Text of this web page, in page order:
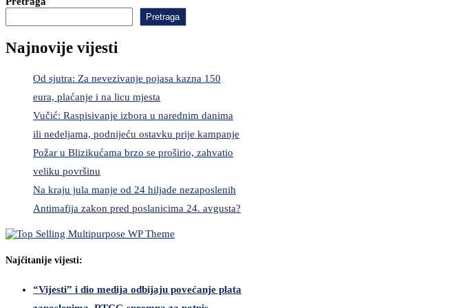
Pretraga
Najnovije vijesti
Od sjutra: Za nevezivanje pojasa kazna 150
eura, plaćanje i na licu mjesta
Vučić: Raspisivanje izbora u narednim danima
ili nedeljama, podnijeću ostavku prije kampanje
Požar u Blizikućama brzo se proširio, zahvatio
veliku površinu
Na kraju jula manje od 24 hiljade nezaposlenih
Antimafija zakon pred poslanicima 24. avgusta?
Najčitanije vijesti:
“Vijesti” i dio medija odbijaju povećanje plata